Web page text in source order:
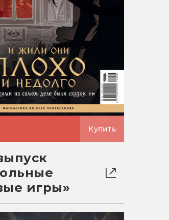
Купить
игры»